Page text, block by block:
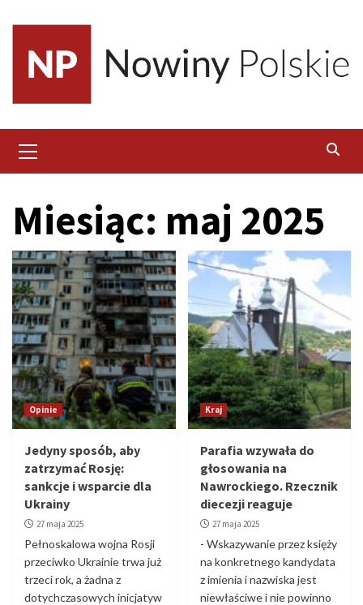
content
Menu
Miesiąc: maj 2025
Opinie
Jedyny sposób, aby
zatrzymać Rosję:
sankcje i wsparcie dla
Ukrainy
27 maja 2025
Pełnoskalowa wojna Rosji
przeciwko Ukrainie trwa już
trzeci rok, a żadna z
dotychczasowych inicjatyw
Kraj
Parafia wzywała do
głosowania na
Nawrockiego. Rzecznik
diecezji reaguje
27 maja 2025
- Wskazywanie przez księży
na konkretnego kandydata
z imienia i nazwiska jest
niewłaściwe i nie powinno